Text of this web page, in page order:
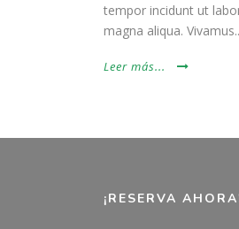
tempor incidunt ut
magna aliqua.
Leer más...
¡RESERVA